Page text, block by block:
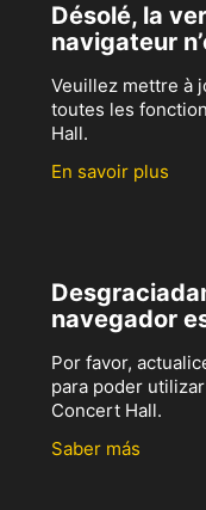
Désolé, la
navigateur
Veuillez mettre à
toutes les
Hall.
En savoir plus
navegador
Por favor,
para poder
Concert Hall.
Saber más